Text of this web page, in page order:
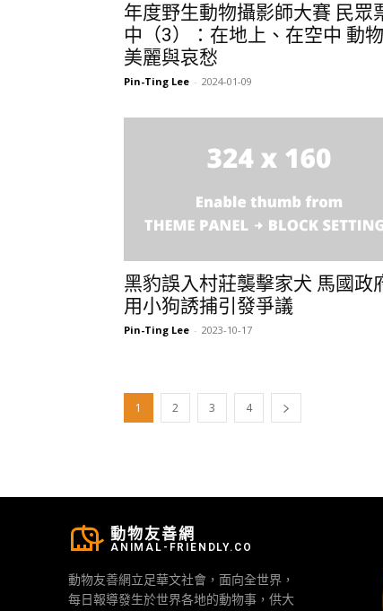
年度野生動物攝影師大賽 民眾
中（3）：在地上、在空中 動
美麗與哀愁
Pin-Ting Lee - 2024-01-09
黑豹誤入村莊襲擊家犬 馬國政
用小狗誘捕引發爭議
Pin-Ting Lee - 2023-10-17
1 2 3 4
動物友善網
ANIMAL-FRIENDLY.CO
動物友善網立足華文社會，面向全世界，
每日報導發生於世界各地的動物事，供大